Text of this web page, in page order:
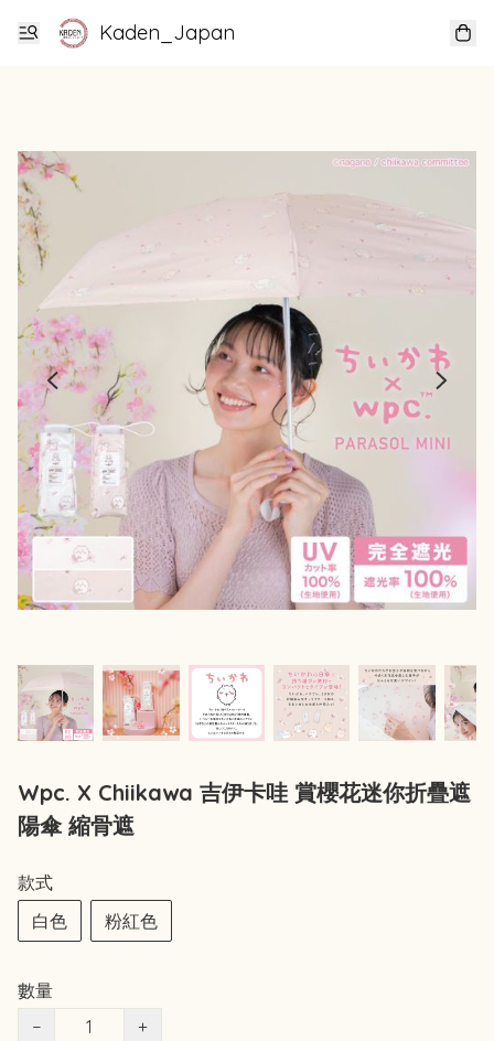
Kaden_Japan
Wpc. X Chiikawa 吉伊卡哇 賞櫻花迷你折疊遮
陽傘 縮骨遮
款式
白色
粉紅色
數量
−
+